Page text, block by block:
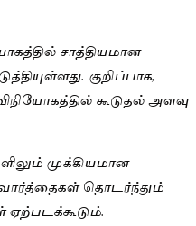
சாத்தியமான
குறிப்பாக,
கூடுதல் அளவு
முக்கியமான
தொடர்ந்தும்